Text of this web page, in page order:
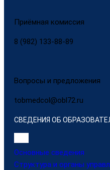
Приёмная комиссия
8 (982) 133-88-89
Вопросы и предложения
tobmedcol@obl72.ru
СВЕДЕНИЯ ОБ
Основные сведения
Структура и органы